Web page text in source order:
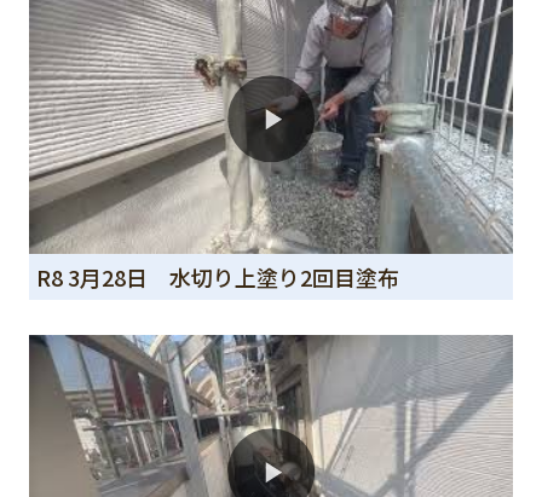
R8 3月28日 水切り上塗り2回目塗布